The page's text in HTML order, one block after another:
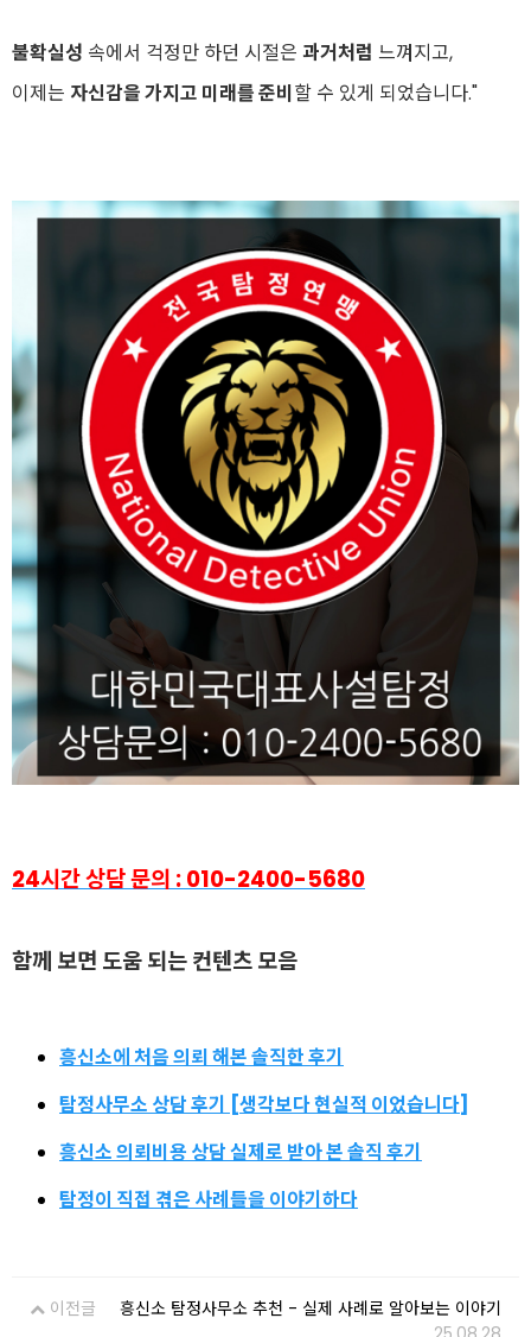
불확실성 속에서 걱정만 하던 시절은 과거처럼 느껴지고,
이제는 자신감을 가지고 미래를 준비할 수 있게 되었습니다."
24시간 상담 문의 : 010-2400-5680
함께 보면 도움 되는 컨텐츠 모음
흥신소에 처음 의뢰 해본 솔직한 후기
탐정사무소 상담 후기 [생각보다 현실적 이었습니다]
흥신소 의뢰비용 상담 실제로 받아 본 솔직 후기
탐정이 직접 겪은 사례들을 이야기하다
이전글
흥신소 탐정사무소 추천 - 실제 사례로 알아보는 이야기